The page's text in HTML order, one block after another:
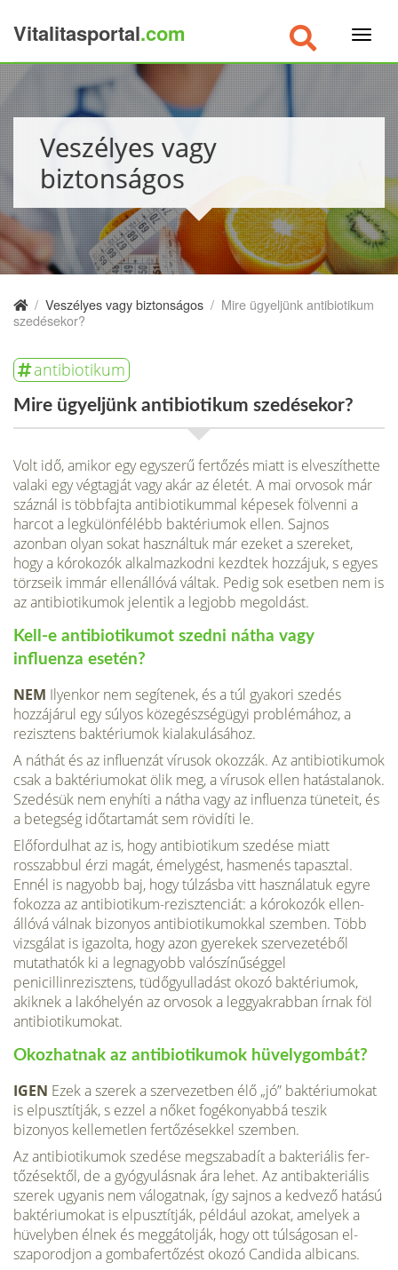
Vitalitasportal.com
Veszélyes vagy
biztonságos
/ Veszélyes vagy biztonságos / Mire ügyeljünk antibiotikum
szedésekor?
antibiotikum
Mire ügyeljünk antibiotikum szedésekor?
Volt idő, amikor egy egyszerű fertőzés miatt is elveszíthette
valaki egy végtagját vagy akár az életét. A mai orvosok már
száznál is többfajta antibiotikummal képesek fölvenni a
harcot a legkülönfélébb baktériumok ellen. Sajnos
azonban olyan sokat használtuk már ezeket a szereket,
hogy a kórokozók alkalmazkodni kezdtek hozzájuk, s egyes
törzseik immár ellenállóvá váltak. Pedig sok esetben nem is
az antibiotikumok jelentik a legjobb megoldást.
Kell-e antibiotikumot szedni nátha vagy
influenza esetén?
NEM Ilyenkor nem segíte­nek, és a túl gyakori szedés
hozzájárul egy súlyos köz­egészségügyi problémához, a
rezisztens baktériumok kialakulásához.
A náthát és az influenzát víru­sok okozzák. Az antibiotiku­mok
csak a baktériumokat ölik meg, a vírusok ellen hatás­talanok.
Szedésük nem enyhíti a nátha vagy az influenza tüne­teit, és
a betegség időtartamát sem rövidíti le.
Előfordulhat az is, hogy an­tibiotikum szedése miatt
rosszabbul érzi magát, émelygést, hasmenés tapasztal.
Ennél is nagyobb baj, hogy túlzásba vitt használatuk egyre
fokozza az antibiotikum-re­zisztenciát: a kórokozók ellen­
állóvá válnak bizonyos anti­biotikumokkal szemben. Több
vizsgálat is igazolta, hogy azon gyerekek szervezetéből
mutathatók ki a legnagyobb való­színűséggel
penicillinrezisztens, tüdőgyulladást okozó baktéri­umok,
akiknek a lakóhelyén az orvosok a leggyakrabban írnak föl
antibiotikumokat.
Okozhatnak az anti­biotikumok hüvely­gombát?
IGEN Ezek a szerek a szer­vezetben élő „jó” baktériu­mokat
is elpusztítják, s ezzel a nőket fogékonyabbá teszik
bizonyos kellemetlen fertőzé­sekkel szemben.
Az antibiotikumok szedése megszabadít a bakteriális fer­
tőzésektől, de a gyógyulásnak ára lehet. Az antibakteriális
szerek ugyanis nem válogat­nak, így sajnos a kedvező hatá­sú
baktériumokat is elpusztít­ják, például azokat, amelyek a
hüvelyben élnek és meggátol­ják, hogy ott túlságosan el­
szaporodjon a gombafertőzést okozó Candida albicans.
×